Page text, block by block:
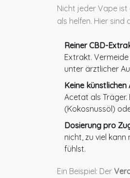
Nicht jeder Vape
als helfen. Hier sind
Reiner CBD-
Extrakt.
unter ärztlicher
Keine künstlichen
Acetat als Träger.
(Kokosnussöl)
Dosierung pro
nicht, zu viel
fühlst.
Ein Beispiel: Der